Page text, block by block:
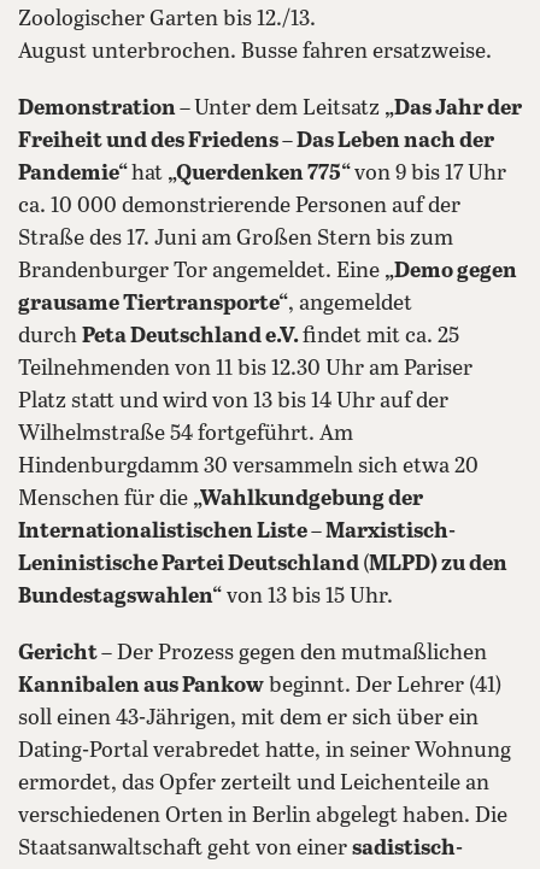
Zoologischer Garten bis 12./13.
August unterbrochen. Busse fahren ersatzweise.
Demonstration – Unter dem Leitsatz „Das Jahr der
Freiheit und des Friedens – Das Leben nach der
Pandemie“hat „Querdenken 775“von 9 bis 17 Uhr
ca. 10 000 demonstrierende Personen auf der
Straße des 17. Juni am Großen Stern bis zum
Brandenburger Tor angemeldet. Eine „Demo gegen
grausame Tiertransporte“, angemeldet
durch Peta Deutschland e.V.findet mit ca. 25
Teilnehmenden von 11 bis 12.30 Uhr am Pariser
Platz statt und wird von 13 bis 14 Uhr auf der
Wilhelmstraße 54 fortgeführt. Am
Hindenburgdamm 30 versammeln sich etwa 20
Menschen für die „Wahlkundgebung der
Internationalistischen Liste – Marxistisch-
Leninistische Partei Deutschland (MLPD) zu den
Bundestagswahlen“ von 13 bis 15 Uhr.
Gericht– Der Prozess gegen den mutmaßlichen
Kannibalen aus Pankow beginnt. Der Lehrer (41)
soll einen 43-Jährigen, mit dem er sich über ein
Dating-Portal verabredet hatte, in seiner Wohnung
ermordet, das Opfer zerteilt und Leichenteile an
verschiedenen Orten in Berlin abgelegt haben. Die
Staatsanwaltschaft geht von einer sadistisch-